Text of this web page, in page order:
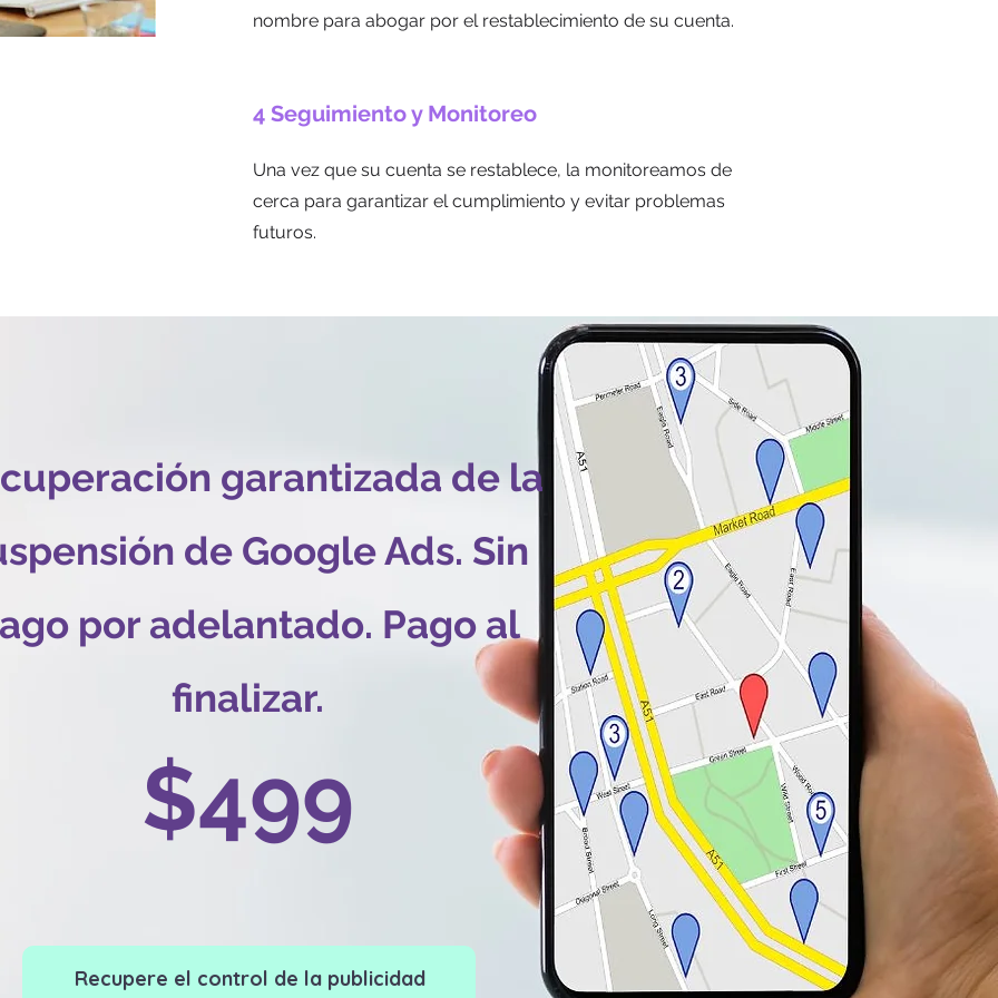
nombre para abogar por el restablecimiento de su cuenta.
4 Seguimiento y Monitoreo
Una vez que su cuenta se restablece, la monitoreamos de
cerca para garantizar el cumplimiento y evitar problemas
futuros.
garantizada de la
de Google Ads. Sin
por adelantado. Pago al
finalizar.
$499
Recupere el control de la publicidad